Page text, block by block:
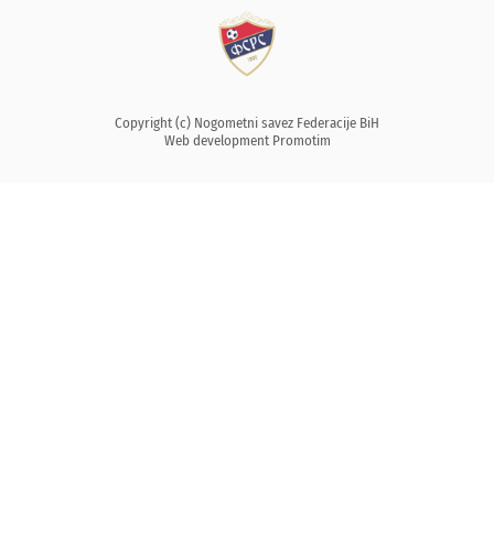
Copyright (c) Nogometni savez Federacije BiH
Web development Promotim